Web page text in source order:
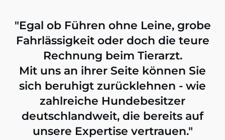
"Egal ob Führen ohne Leine, grobe
Fahrlässigkeit oder doch die teure
Rechnung beim Tierarzt.
Mit uns an ihrer Seite können Sie
sich beruhigt zurücklehnen - wie
zahlreiche Hundebesitzer
deutschlandweit, die bereits auf
unsere Expertise vertrauen."